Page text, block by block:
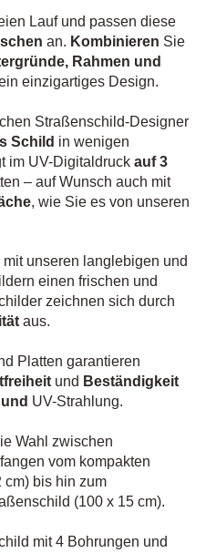
Lauf und passen diese
an. Kombinieren Sie
Rahmen und
einzigartiges Design.
Straßenschild-Designer
Schild in wenigen
im UV-Digitaldruck auf 3
– auf Wunsch auch mit
, wie Sie es von unseren
unseren langlebigen und
einen frischen und
zeichnen sich durch
aus.
Platten garantieren
und Beständigkeit
UV-Strahlung.
Wahl zwischen
vom kompakten
cm) bis hin zum
(100 x 15 cm).
mit 4 Bohrungen und